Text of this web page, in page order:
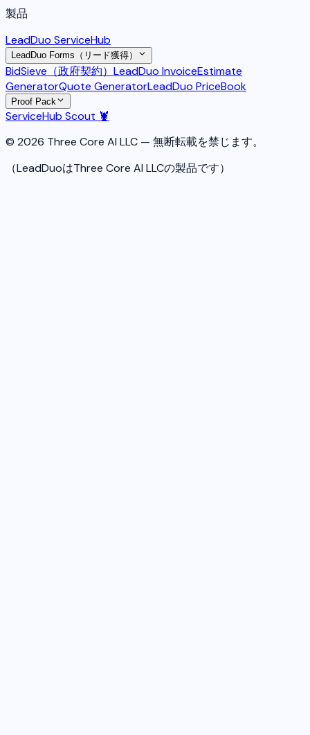
製品
LeadDuo ServiceHub
LeadDuo Forms（リード獲得）
BidSieve（政府契約） LeadDuo InvoiceEstimate
GeneratorQuote GeneratorLeadDuo PriceBook
Proof Pack
ServiceHub Scout 🦞
© 2026 Three Core AI LLC — 無断転載を禁じます。
（LeadDuoはThree Core AI LLCの製品です）